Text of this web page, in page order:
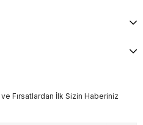
Fırsatlardan İlk Sizin Haberiniz